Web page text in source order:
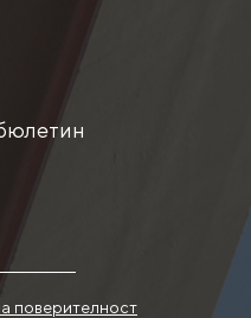
поверителност